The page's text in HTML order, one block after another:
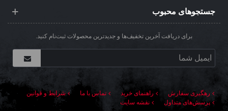
جستجوهای محبوب
برای دریافت آخرین تخفیف‌ها و جدیدترین محصولات ثبت‌نام کنید.
رهگیری سفارش راهنمای خرید تماس با ما
شرایط و قوانین
پرسش‌های متداول
نقشه سایت